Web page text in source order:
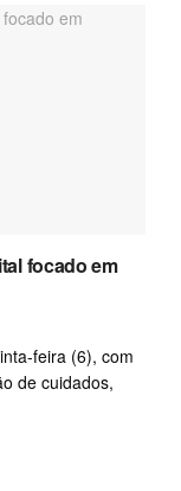
focado em
feira (6), com
de cuidados,